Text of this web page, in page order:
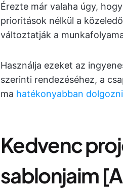
Érezte már valaha úgy,
prioritások nélkül a
változtatják a
Használja ezeket az
szerinti rendezéséhez, a
ma hatékonyabban dolgozni
Kedvenc
sablonjaim